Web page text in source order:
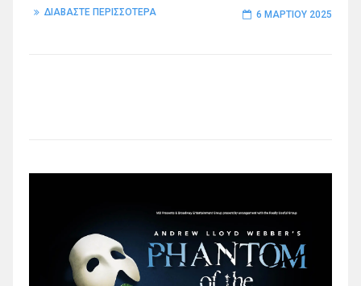
ΔΙΑΒΑΣΤΕ ΠΕΡΙΣΣΟΤΕΡΑ 6 ΜΑΡΤΊΟΥ 2025